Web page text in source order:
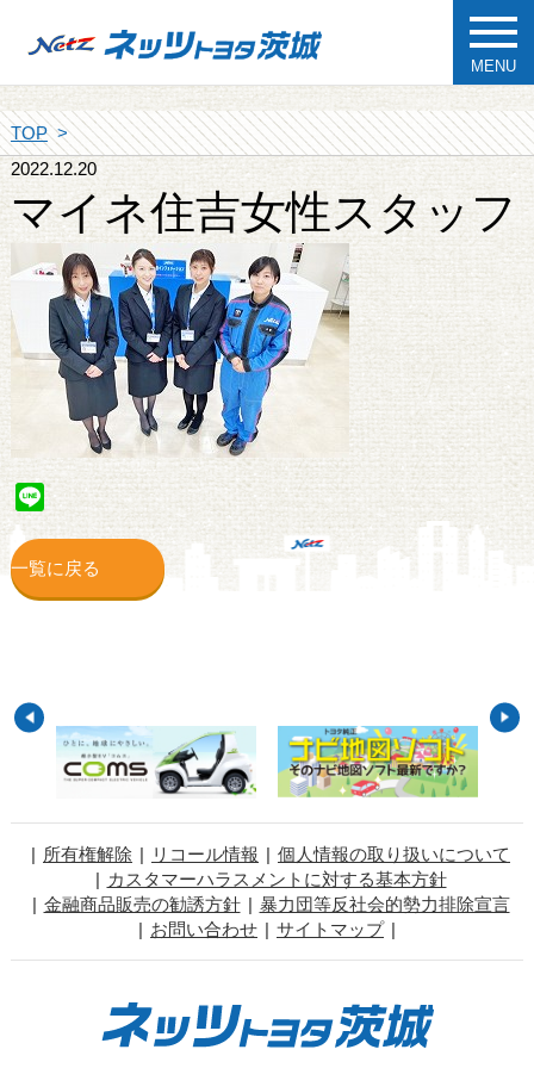
MENU
TOP
2022.12.20
マイネ住吉女性スタッフ
Line
一覧に戻る
所有権解除 リコール情報
個人情報の取り扱いについて
カスタマーハラスメントに対する基本方針
金融商品販売の勧誘方針
暴力団等反社会的勢力排除宣言
お問い合わせ
サイトマップ